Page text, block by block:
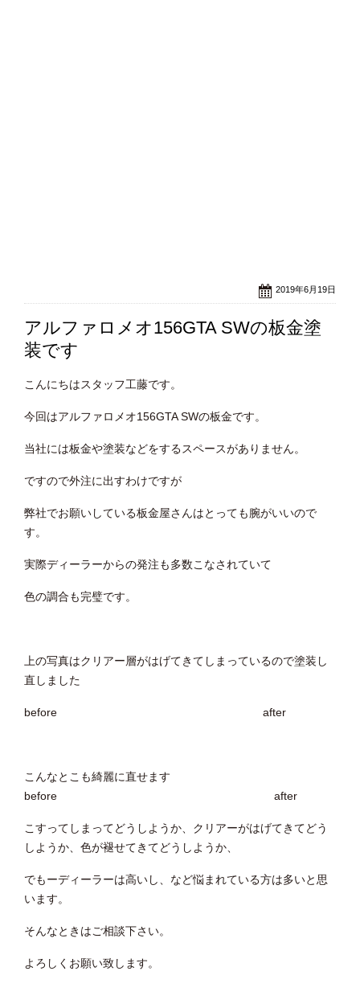
2019年6月19日
アルファロメオ156GTA SWの板金塗
装です
こんにちはスタッフ工藤です。
今回はアルファロメオ156GTA SWの板金です。
当社には板金や塗装などをするスペースがありません。
ですので外注に出すわけですが
弊社でお願いしている板金屋さんはとっても腕がいいので
す。
実際ディーラーからの発注も多数こなされていて
色の調合も完璧です。
上の写真はクリアー層がはげてきてしまっているので塗装し
直しました
before after
こんなとこも綺麗に直せます
before after
こすってしまってどうしようか、クリアーがはげてきてどう
しようか、色が褪せてきてどうしようか、
でもーディーラーは高いし、など悩まれている方は多いと思
います。
そんなときはご相談下さい。
よろしくお願い致します。